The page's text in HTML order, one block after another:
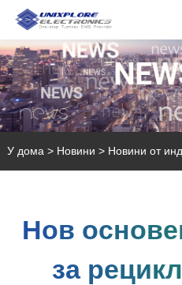
У дома > Новини > Новини от
Нов
за